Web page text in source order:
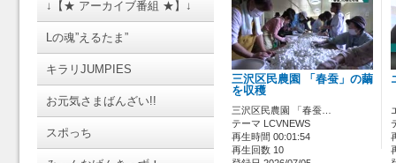
↓【★ アーカイブ番組 ★】↓
Lの魂”えるたま”
キラリJUMPIES
お元気さまばんざい!!
スポっち
三沢区民農園 「春蚕」の繭
を収穫
三沢区民農園 「春蚕…
テーマ LCVNEWS
再生時間 00:01:54
再生回数 10